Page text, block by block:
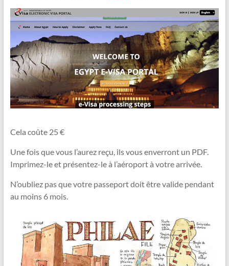
Cela coûte 25 €
Une fois que vous l’aurez reçu, ils vous enverront un PDF.
Imprimez-le et présentez-le à l’aéroport à votre arrivée.
N’oubliez pas que votre passeport doit être valide pendant
au moins 6 mois.